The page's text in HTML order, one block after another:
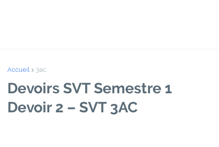
Accueil 3ac
Devoirs SVT Semestre 1
Devoir 2 – SVT 3AC